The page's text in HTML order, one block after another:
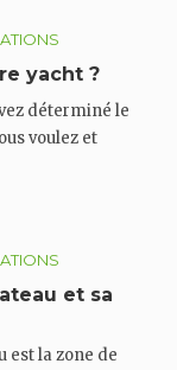
yacht ?
déterminé le
voulez et
et sa
est la zone de